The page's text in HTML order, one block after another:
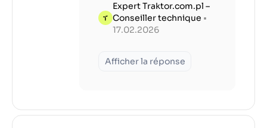
Expert Traktor.com.pl –
Conseiller technique •
17.02.2026
Afficher la réponse